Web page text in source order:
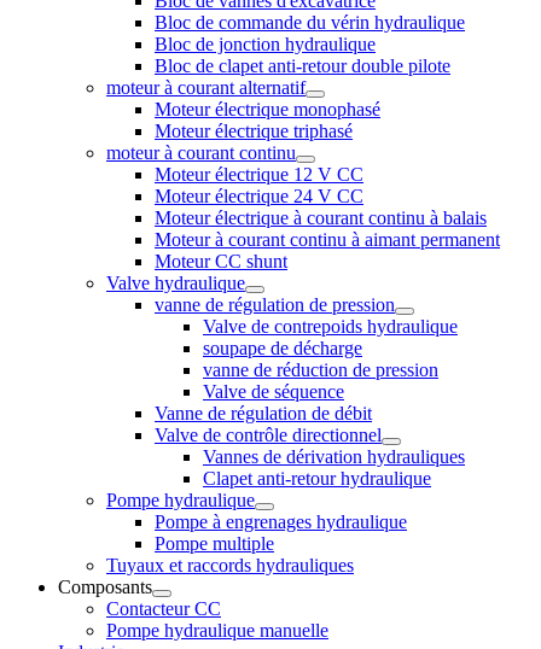
Bloc de commande du vérin hydraulique
Bloc de jonction hydraulique
Bloc de clapet anti-retour double pilote
moteur à courant alternatif
Moteur électrique monophasé
Moteur électrique triphasé
moteur à courant continu
Moteur électrique 12 V CC
Moteur électrique 24 V CC
Moteur électrique à courant continu à balais
Moteur à courant continu à aimant permanent
Moteur CC shunt
Valve hydraulique
vanne de régulation de pression
Valve de contrepoids hydraulique
soupape de décharge
vanne de réduction de pression
Valve de séquence
Vanne de régulation de débit
Valve de contrôle directionnel
Vannes de dérivation hydrauliques
Clapet anti-retour hydraulique
Pompe hydraulique
Pompe à engrenages hydraulique
Pompe multiple
Tuyaux et raccords hydrauliques
Composants
Contacteur CC
Pompe hydraulique manuelle